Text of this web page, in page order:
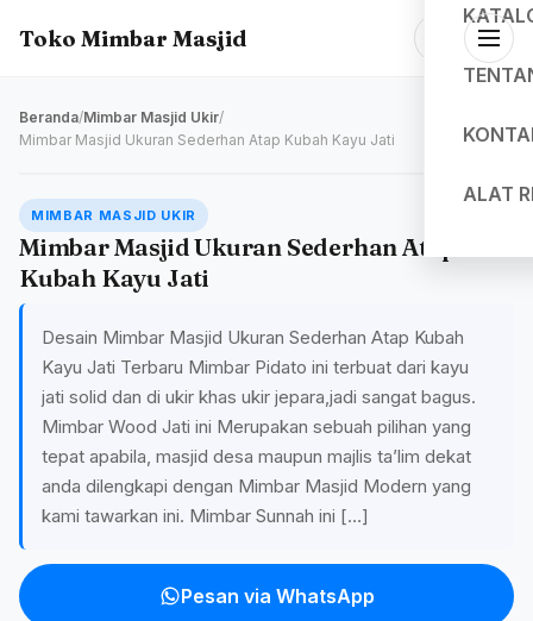
Toko Mimbar Masjid
ALAT
Beranda/Mimbar Masjid Ukir/
Mimbar Masjid Ukuran Sederhan Atap Kubah Kayu Jati
MIMBAR MASJID UKIR
Mimbar Masjid Ukuran Sederhan Atap
Kubah Kayu Jati
Desain Mimbar Masjid Ukuran Sederhan Atap Kubah
Kayu Jati Terbaru Mimbar Pidato ini terbuat dari kayu
jati solid dan di ukir khas ukir jepara,jadi sangat bagus.
Mimbar Wood Jati ini Merupakan sebuah pilihan yang
tepat apabila, masjid desa maupun majlis ta’lim dekat
anda dilengkapi dengan Mimbar Masjid Modern yang
kami tawarkan ini. Mimbar Sunnah ini […]
Pesan via WhatsApp